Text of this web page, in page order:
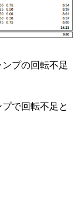
プの回転不足
で回転不足と